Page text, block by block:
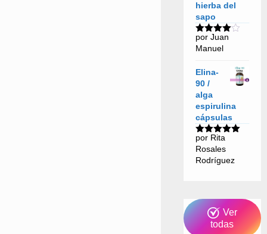
hierba del
sapo
Valorado
con4de
por Juan
Manuel
Elina-
90 /
alga
espirulina
cápsulas
Valorado
con5 de 5
por Rita
Rosales
Rodríguez
Ver
todas